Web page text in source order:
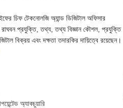
চিফ টেকনোলজি অ্যান্ড ডিজিটাল অফিসার
রাঘবন প্রযুক্তি, তথ্য, তথ্য বিজ্ঞান কৌশল, প্রযুক্তি
বিক্রয় এবং দক্ষতা তদারকির দায়িত্বে রয়েছেন।
অ্যাকচুয়ারি